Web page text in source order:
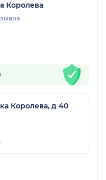
Королева
Королева, д 40